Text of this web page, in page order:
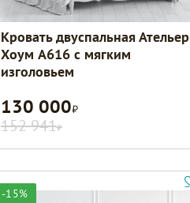
Кровать двуспальная Ательер
Хоум A616 с мягким
изголовьем
130 000Р
152 941Р
-15%